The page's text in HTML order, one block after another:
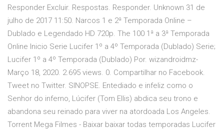
Responder Excluir. Respostas. Responder. Unknown 31 de
julho de 2017 11:50. Narcos 1 e 2ª Temporada Online –
Dublado e Legendado HD 720p. The 100 1ª a 3ª Temporada
Online Inicio Serie Lucifer 1º a 4º Temporada (Dublado) Serie;
Lucifer 1º a 4º Temporada (Dublado) Por. wizandroidmz-
Março 18, 2020. 2.695 views. 0. Compartilhar no Facebook.
Tweet no Twitter. SINOPSE. Entediado e infeliz como o
Senhor do inferno, Lúcifer (Tom Ellis) abdica seu trono e
abandona seu reinado para viver na atordoada Los Angeles.
Torrent Mega Filmes - Baixar baixar todas temporadas Lucifer